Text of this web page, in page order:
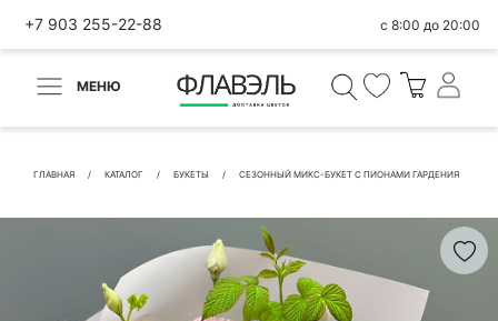
+7 903 255-22-88 с 8:00 до 20:00
МЕНЮ
ГЛАВНАЯ КАТАЛОГ БУКЕТЫ СЕЗОННЫЙ МИКС-БУКЕТ С ПИОНАМИ ГАРДЕНИЯ
ВЕРНУТЬСЯ
Быстрая покупка
КОНТАКТНЫЕ ДАННЫЕ